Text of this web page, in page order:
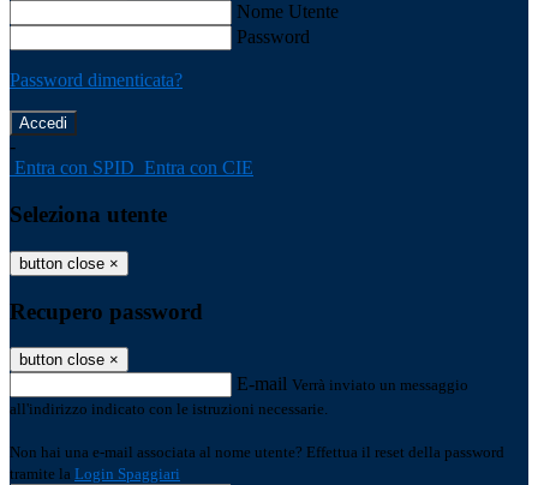
Nome Utente
Password
Password dimenticata?
-
Entra con SPID Entra con CIE
Seleziona utente
button close ×
Recupero password
button close ×
E-mail Verrà inviato un messaggio
all'indirizzo indicato con le istruzioni necessarie.
Non hai una e-mail associata al nome utente? Effettua il reset della password
tramite la Login Spaggiari